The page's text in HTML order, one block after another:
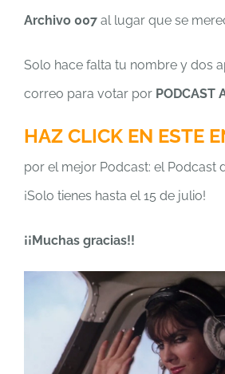
Archivo 007 al lugar que se
Solo hace falta tu nombre y dos
correo para votar por PODCAST
HAZ CLICK EN ESTE
por el mejor Podcast: el Podcast
¡Solo tienes hasta el 15 de julio!
¡¡Muchas gracias!!